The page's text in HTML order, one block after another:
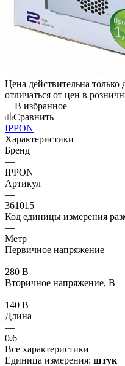
Цена действительна
отличаться от цен в
В избранное
Сравнить
IPPON
Характеристики
Бренд
—
IPPON
Артикул
—
361015
Код единицы измерения
—
Метр
Первичное напряжение
—
280 В
Вторичное напряжение, В
—
140 В
Длина
—
0.6
Все характеристики
Единица измерения: штук